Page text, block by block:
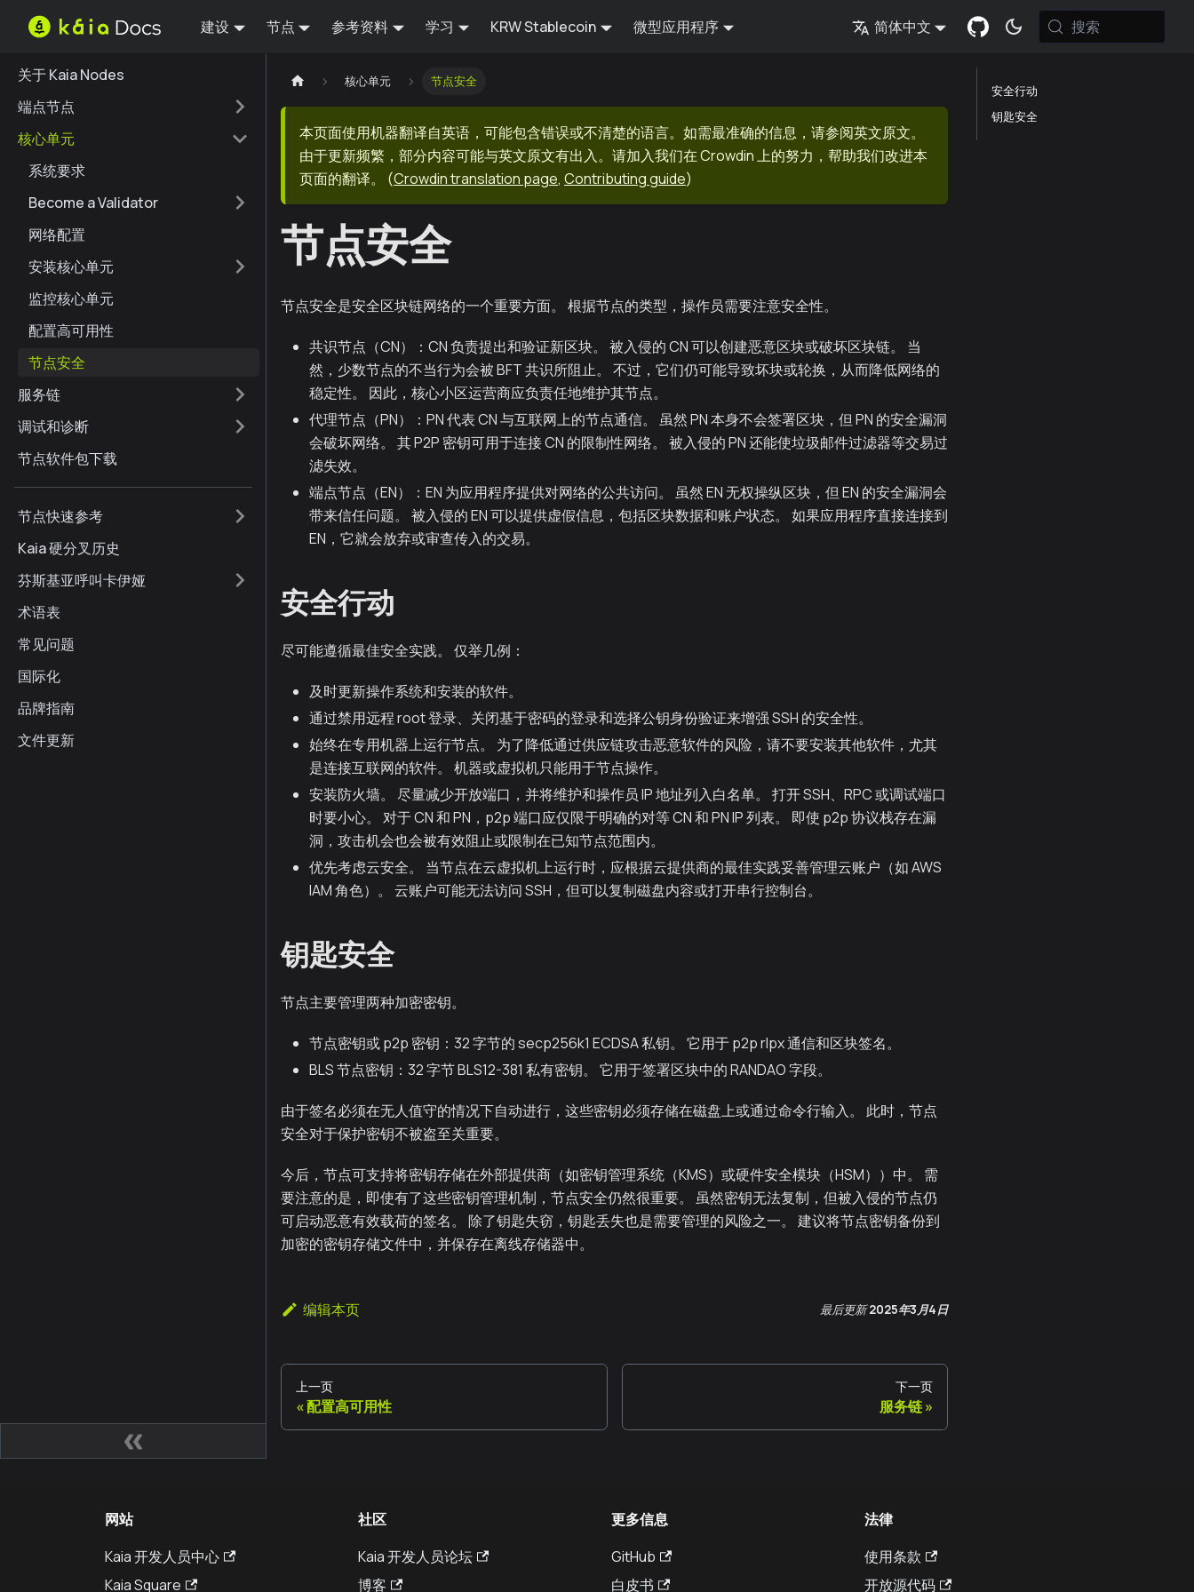
建设 节点 参考资料 学习 KRW Stablecoin 微型应用程序 简体中文 搜索
关于 Kaia Nodes
端点节点
核心单元
系统要求
Become a Validator
网络配置
安装核心单元
监控核心单元
配置高可用性
节点安全
服务链
调试和诊断
节点软件包下载
节点快速参考
Kaia 硬分叉历史
芬斯基亚呼叫卡伊娅
术语表
常见问题
国际化
品牌指南
文件更新
核心单元 节点安全
本页面使用机器翻译自英语，可能包含错误或不清楚的语言。如需最准确的信息，请参阅英文原文。
由于更新频繁，部分内容可能与英文原文有出入。请加入我们在 Crowdin 上的努力，帮助我们改进本
页面的翻译。
(Crowdin translation page, Contributing guide)
节点安全
节点安全是安全区块链网络的一个重要方面。 根据节点的类型，操作员需要注意安全性。
共识节点（CN）：CN 负责提出和验证新区块。 被入侵的 CN 可以创建恶意区块或破坏区块链。 当
然，少数节点的不当行为会被 BFT 共识所阻止。 不过，它们仍可能导致坏块或轮换，从而降低网络的
稳定性。 因此，核心小区运营商应负责任地维护其节点。
代理节点（PN）：PN 代表 CN 与互联网上的节点通信。 虽然 PN 本身不会签署区块，但 PN 的安全漏洞
会破坏网络。 其 P2P 密钥可用于连接 CN 的限制性网络。 被入侵的 PN 还能使垃圾邮件过滤器等交易过
滤失效。
端点节点（EN）：EN 为应用程序提供对网络的公共访问。 虽然 EN 无权操纵区块，但 EN 的安全漏洞会
带来信任问题。 被入侵的 EN 可以提供虚假信息，包括区块数据和账户状态。 如果应用程序直接连接到
EN，它就会放弃或审查传入的交易。
安全行动
尽可能遵循最佳安全实践。 仅举几例：
及时更新操作系统和安装的软件。
通过禁用远程 root 登录、关闭基于密码的登录和选择公钥身份验证来增强 SSH 的安全性。
始终在专用机器上运行节点。 为了降低通过供应链攻击恶意软件的风险，请不要安装其他软件，尤其
是连接互联网的软件。 机器或虚拟机只能用于节点操作。
安装防火墙。 尽量减少开放端口，并将维护和操作员 IP 地址列入白名单。 打开 SSH、RPC 或调试端口
时要小心。 对于 CN 和 PN，p2p 端口应仅限于明确的对等 CN 和 PN IP 列表。 即使 p2p 协议栈存在漏
洞，攻击机会也会被有效阻止或限制在已知节点范围内。
优先考虑云安全。 当节点在云虚拟机上运行时，应根据云提供商的最佳实践妥善管理云账户（如 AWS
IAM 角色）。 云账户可能无法访问 SSH，但可以复制磁盘内容或打开串行控制台。
钥匙安全
节点主要管理两种加密密钥。
节点密钥或 p2p 密钥：32 字节的 secp256k1 ECDSA 私钥。 它用于 p2p rlpx 通信和区块签名。
BLS 节点密钥：32 字节 BLS12-381 私有密钥。 它用于签署区块中的 RANDAO 字段。
由于签名必须在无人值守的情况下自动进行，这些密钥必须存储在磁盘上或通过命令行输入。 此时，节点
安全对于保护密钥不被盗至关重要。
今后，节点可支持将密钥存储在外部提供商（如密钥管理系统（KMS）或硬件安全模块（HSM））中。 需
要注意的是，即使有了这些密钥管理机制，节点安全仍然很重要。 虽然密钥无法复制，但被入侵的节点仍
可启动恶意有效载荷的签名。 除了钥匙失窃，钥匙丢失也是需要管理的风险之一。 建议将节点密钥备份到
加密的密钥存储文件中，并保存在离线存储器中。
编辑本页 最后更新 2025年3月4日
上一页
配置高可用性
下一页
服务链
安全行动
钥匙安全
网站
Kaia 开发人员中心
Kaia Square
社区
Kaia 开发人员论坛
博客
更多信息
GitHub
白皮书
法律
使用条款
开放源代码